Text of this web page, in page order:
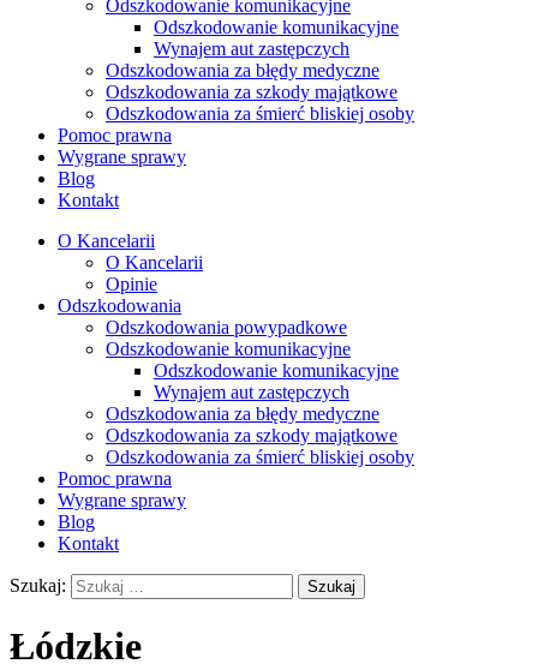
Odszkodowanie komunikacyjne
Odszkodowanie komunikacyjne
Wynajem aut zastępczych
Odszkodowania za błędy medyczne
Odszkodowania za szkody majątkowe
Odszkodowania za śmierć bliskiej osoby
Pomoc prawna
Wygrane sprawy
Blog
Kontakt
O Kancelarii
O Kancelarii
Opinie
Odszkodowania
Odszkodowania powypadkowe
Odszkodowanie komunikacyjne
Odszkodowanie komunikacyjne
Wynajem aut zastępczych
Odszkodowania za błędy medyczne
Odszkodowania za szkody majątkowe
Odszkodowania za śmierć bliskiej osoby
Pomoc prawna
Wygrane sprawy
Blog
Kontakt
Szukaj:
Łódzkie